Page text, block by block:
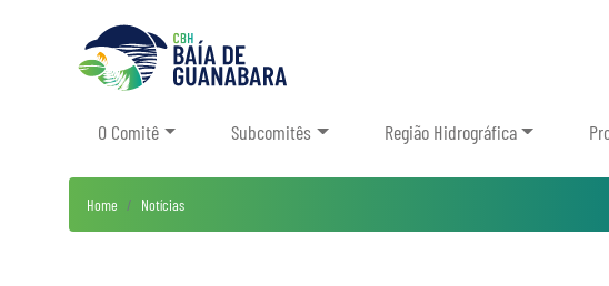
O Comitê Subcomitês Região Hidrográfica
Home Notícias